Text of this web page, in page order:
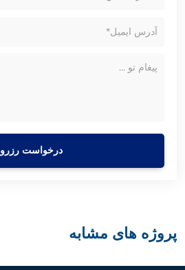
درخواست رزرو
پروژه های مشابه